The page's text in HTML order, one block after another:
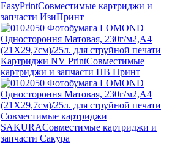
EasyPrintСовместимые картриджи и
запчасти ИзиПринт
Картриджи NV PrintСовместимые
картриджи и запчасти НВ Принт
Совместимые картриджи
SAKURAСовместимые картриджи и
запчасти Сакура